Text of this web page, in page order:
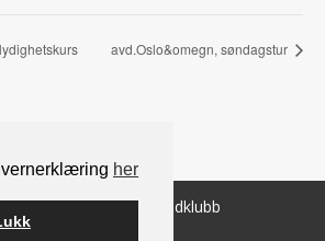
her
avd.Oslo&omegn, søndagstur
Berner Sennenhundklubb